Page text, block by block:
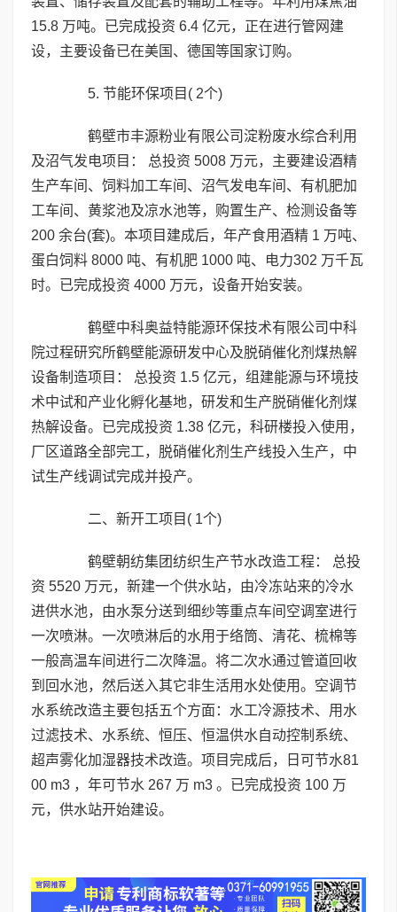
15.8 万吨。已完成投资 6.4 亿元，正在进行管网建
设，主要设备已在美国、德国等国家订购。
5. 节能环保项目( 2个)
鹤壁市丰源粉业有限公司淀粉废水综合利用
及沼气发电项目： 总投资 5008 万元，主要建设酒精
生产车间、饲料加工车间、沼气发电车间、有机肥加
工车间、黄浆池及凉水池等，购置生产、检测设备等
200 余台(套)。本项目建成后，年产食用酒精 1 万吨、
蛋白饲料 8000 吨、有机肥 1000 吨、电力302 万千瓦
时。已完成投资 4000 万元，设备开始安装。
鹤壁中科奥益特能源环保技术有限公司中科
院过程研究所鹤壁能源研发中心及脱硝催化剂煤热解
设备制造项目： 总投资 1.5 亿元，组建能源与环境技
术中试和产业化孵化基地，研发和生产脱硝催化剂煤
热解设备。已完成投资 1.38 亿元，科研楼投入使用，
厂区道路全部完工，脱硝催化剂生产线投入生产，中
试生产线调试完成并投产。
二、新开工项目( 1个)
鹤壁朝纺集团纺织生产节水改造工程： 总投
资 5520 万元，新建一个供水站，由冷冻站来的冷水
进供水池，由水泵分送到细纱等重点车间空调室进行
一次喷淋。一次喷淋后的水用于络筒、清花、梳棉等
一般高温车间进行二次降温。将二次水通过管道回收
到回水池，然后送入其它非生活用水处使用。空调节
水系统改造主要包括五个方面：水工冷源技术、用水
过滤技术、水系统、恒压、恒温供水自动控制系统、
超声雾化加湿器技术改造。项目完成后，日可节水81
00 m3 ，年可节水 267 万 m3 。已完成投资 100 万
元，供水站开始建设。